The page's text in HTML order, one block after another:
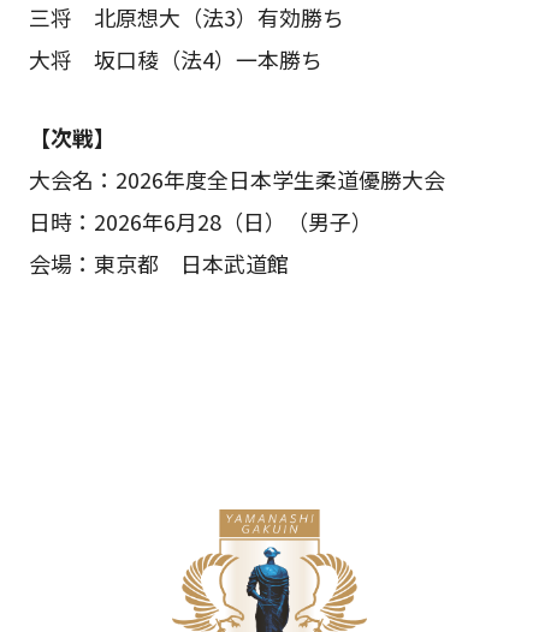
三将 北原想大（法3）有効勝ち
大将 坂口稜（法4）一本勝ち
【次戦】
大会名：2026年度全日本学生柔道優勝大会
日時：2026年6月28（日）（男子）
会場：東京都 日本武道館